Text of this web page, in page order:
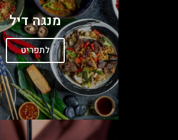
מנגה דיל
לתפריט